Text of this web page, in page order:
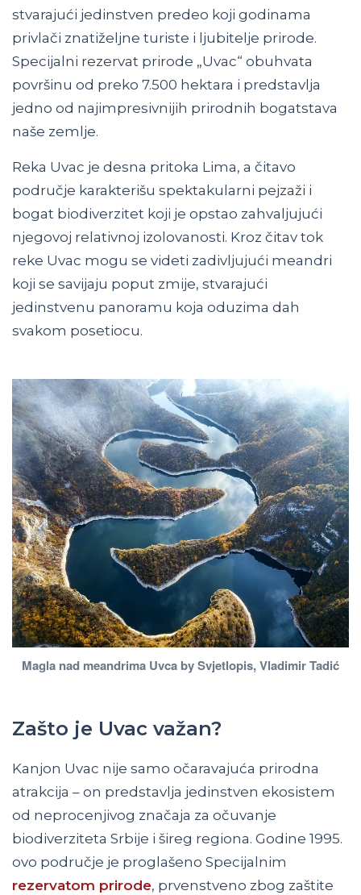
stvarajući jedinstven predeo koji godinama
privlači znatiželjne turiste i ljubitelje prirode.
Specijalni rezervat prirode „Uvac“ obuhvata
površinu od preko 7.500 hektara i predstavlja
jedno od najimpresivnijih prirodnih bogatstava
naše zemlje.
Reka Uvac je desna pritoka Lima, a čitavo
područje karakterišu spektakularni pejzaži i
bogat biodiverzitet koji je opstao zahvaljujući
njegovoj relativnoj izolovanosti. Kroz čitav tok
reke Uvac mogu se videti zadivljujući meandri
koji se savijaju poput zmije, stvarajući
jedinstvenu panoramu koja oduzima dah
svakom posetiocu.
Magla nad meandrima Uvca by Svjetlopis, Vladimir Tadić
Zašto je Uvac važan?
Kanjon Uvac nije samo očaravajuća prirodna
atrakcija – on predstavlja jedinstven ekosistem
od neprocenjivog značaja za očuvanje
biodiverziteta Srbije i šireg regiona. Godine 1995.
ovo područje je proglašeno Specijalnim
rezervatom prirode, prvenstveno zbog zaštite